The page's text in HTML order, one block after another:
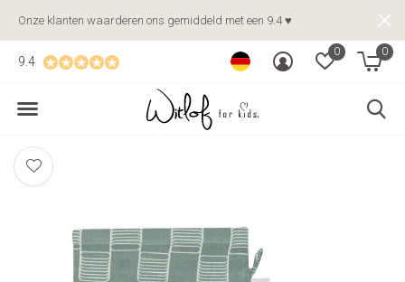
0 0
9.4
Onze klanten waarderen ons gemiddeld met een 9.4 ♥